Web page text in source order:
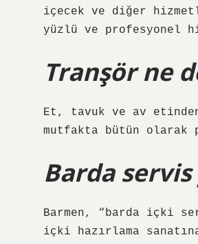
içecek ve diğer
yüzlü ve profesyonel
Tranşör ne
Et, tavuk ve av
mutfakta bütün
Barda
Barmen, “barda içki
içki hazırlama